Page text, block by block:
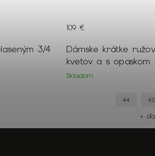
so vzorom
Dámske štýlové
farby 22188
Skladom
79 €
XL S
+